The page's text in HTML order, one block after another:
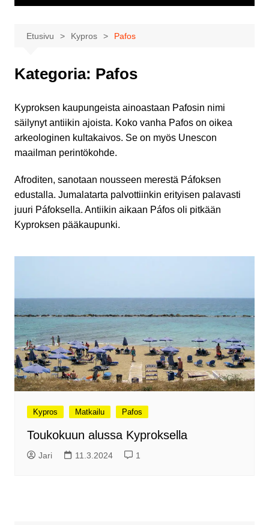
Etusivu Kypros Pafos
Kategoria: Pafos
Kyproksen kaupungeista ainoastaan Pafosin nimi
säilynyt antiikin ajoista. Koko vanha Pafos on oikea
arkeologinen kultakaivos. Se on myös Unescon
maailman perintökohde.
Afroditen, sanotaan nousseen merestä Páfoksen
edustalla. Jumalatarta palvottiinkin erityisen palavasti
juuri Páfoksella. Antiikin aikaan Páfos oli pitkään
Kyproksen pääkaupunki.
Kypros Matkailu Pafos
Toukokuun alussa Kyproksella
Jari 11.3.2024 1